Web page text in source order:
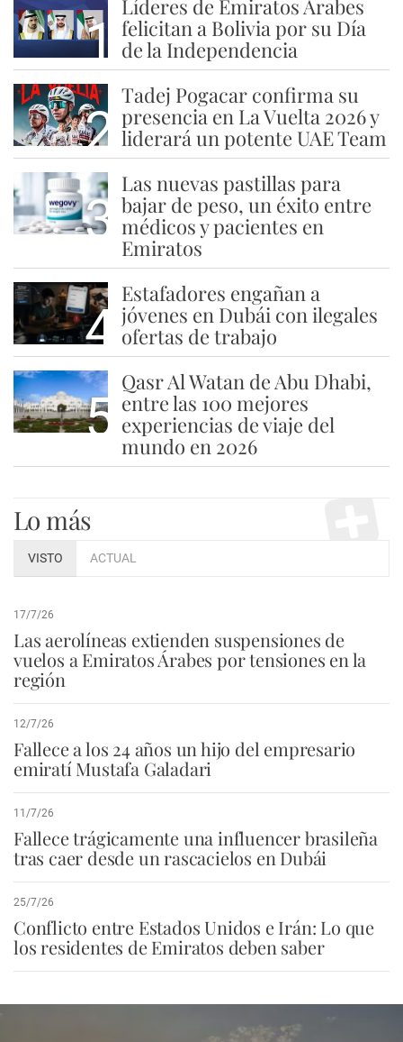
1
Líderes de Emiratos Árabes
felicitan a Bolivia por su Día
de la Independencia
2
Tadej Pogacar confirma su
presencia en La Vuelta 2026 y
liderará un potente UAE Team
3
Las nuevas pastillas para
bajar de peso, un éxito entre
médicos y pacientes en
Emiratos
4
Estafadores engañan a
jóvenes en Dubái con ilegales
ofertas de trabajo
5
Qasr Al Watan de Abu Dhabi,
entre las 100 mejores
experiencias de viaje del
mundo en 2026
Lo más
VISTO ACTUAL
17/7/26
Las aerolíneas extienden suspensiones de
vuelos a Emiratos Árabes por tensiones en la
región
12/7/26
Fallece a los 24 años un hijo del empresario
emiratí Mustafa Galadari
11/7/26
Fallece trágicamente una influencer brasileña
tras caer desde un rascacielos en Dubái
25/7/26
Conflicto entre Estados Unidos e Irán: Lo que
los residentes de Emiratos deben saber